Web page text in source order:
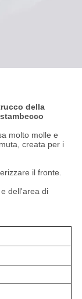
della
molto molle e
creata per i
il fronte.
dell'area di